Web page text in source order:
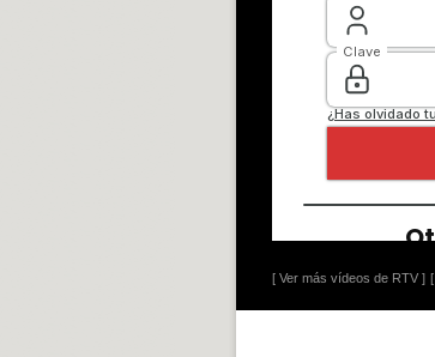
[ Ver más vídeos de RTV ]